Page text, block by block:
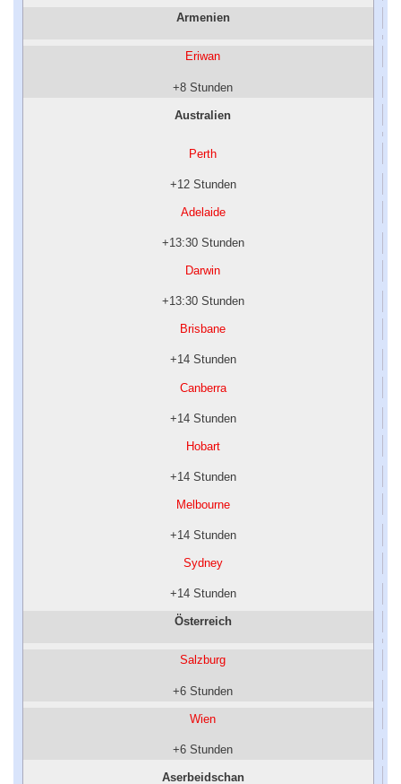
Armenien
Eriwan
+8 Stunden
Australien
Perth
+12 Stunden
Adelaide
+13:30 Stunden
Darwin
+13:30 Stunden
Brisbane
+14 Stunden
Canberra
+14 Stunden
Hobart
+14 Stunden
Melbourne
+14 Stunden
Sydney
+14 Stunden
Österreich
Salzburg
+6 Stunden
Wien
+6 Stunden
Aserbeidschan